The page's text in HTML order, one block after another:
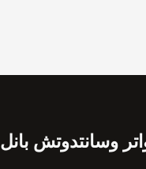
وسانتدوتش بانل